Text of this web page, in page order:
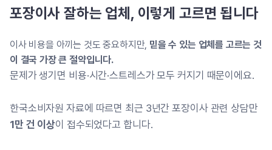
포장이사 잘하는 업체, 이렇게 고르면 됩니다
이사 비용을 아끼는 것도 중요하지만, 믿을 수 있는 업체를 고르는 것
이 결국 가장 큰 절약입니다.
문제가 생기면 비용·시간·스트레스가 모두 커지기 때문이에요.
한국소비자원 자료에 따르면 최근 3년간 포장이사 관련 상담만
1만 건 이상이 접수되었다고 합니다.